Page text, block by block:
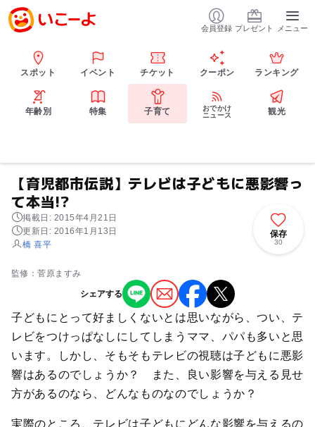
会員登録 プレゼント メニュー
スポット イベント チケット クーポン ランキング
年齢別 特集 子育て
おでかけ
ニュース
観光
【育児都市伝説】テレビは子どもに悪影響っ
て本当!?
掲載日: 2015年4月21日
更新日: 2016年1月13日
橋 喜平
保存
30
監修：菅原ますみ
シェアする
子どもにとって好ましくないとは思いながら、つい、テ
レビをつけっぱなしにしてしまうママ、パパも多いと思
います。しかし、そもそもテレビの視聴は子どもに悪影
響はあるのでしょうか？ また、良い影響を与える見せ
方があるのなら、どんなものなのでしょうか？
実際のところ、テレビは子どもにどんな影響を与えるの